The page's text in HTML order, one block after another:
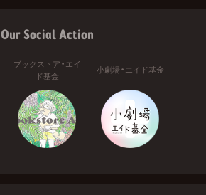
Our Social Action
ブックストア・エイ
ド基金
小劇場・エイド基金